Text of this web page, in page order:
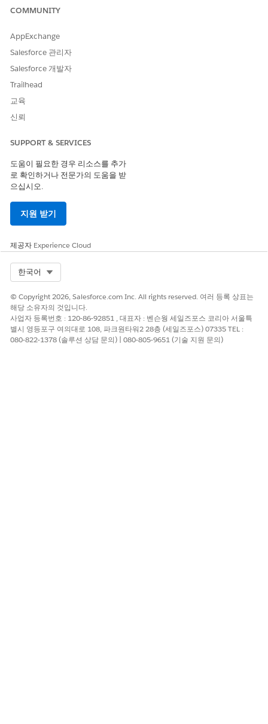
가 도착하는 순간까지 고객의 서비스 경험을 계속 추적할 수 있
자산 성과 최적화
기본 제공 도구를 사용하여 서비스 점검 요구를 예측하고, 자산
신뢰도를 추적하고, 자산 상태 점수를 구성하고, 자산 가동 중지
시간을 기록하고, 교체를 추적합니다.
Experience Cloud 사이트에 Field Service 설정
Experience Cloud 사이트에 Field Service 개체를 추가하여 고
객, 파트너, 계약자에게 Field Service 업무에 대해 지속적으로
결과 기반 계약을 사용하면 서비스 공급자가 고객의 서비스 결
과 추적 및 측정을 허용하여 고객에게 서비스 계약의 준수를 평
통해 서비스 및 고객 성공의 품질을 높일 수 있습니다.
직원 예약
Salesforce 산업 클라우드와 통합하기 위해 구축된 일정 예약
솔루션입니다. 이를 사용하여 조직 전반에서 현장 및 가상 약속
을 예약, 관리, 최적화할 수 있습니다.
Field Service용 시각적 원격 도우미 설정
Field Service용 시각적 원격 도우미를 사용하여 어디서나 서비
스를 제공하여 비용을 절감하면서 지속 가능성을 촉진하고, 판
매를 늘리고, 효율성을 향상합니다.
COMMUNITY
AppExchange
Salesforce 관리자
Salesforce 개발자
Trailhead
교육
신뢰
SUPPORT & SERVICES
도움이 필요한 경우 리소스를 추가
로 확인하거나 전문가의 도움을 받
으십시오.
지원 받기
제공자 Experience Cloud
한국어
© Copyright 2026, Salesforce.com Inc. All rights reserved. 여러 등록 상표는
해당 소유자의 것입니다.
사업자 등록번호 : 120-86-92851 , 대표자 : 벤슨웡 세일즈포스 코리아 서울특
별시 영등포구 여의대로 108, 파크원타워2 28층 (세일즈포스) 07335 TEL :
080-822-1378 (솔루션 상담 문의) | 080-805-9651 (기술 지원 문의)